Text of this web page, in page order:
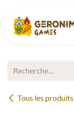
Tous les produits